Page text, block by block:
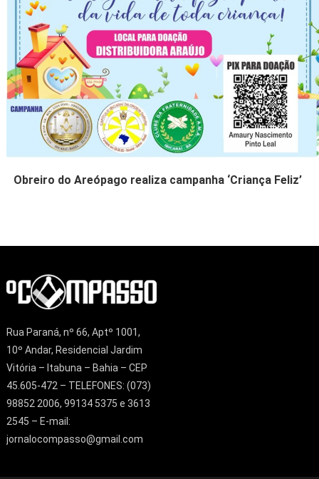
Obreiro do Areópago realiza campanha ‘Criança Feliz’
Rua Paraná, nº 66, Aptº 1001,
10º Andar, Residencial Jardim
Vitória – Itabuna – Bahia – CEP
45.605-472 – TELEFONES: (073)
98852 2006, 99134 5375 e 3613
2545 – E-mail:
jornalocompasso@gmail.com